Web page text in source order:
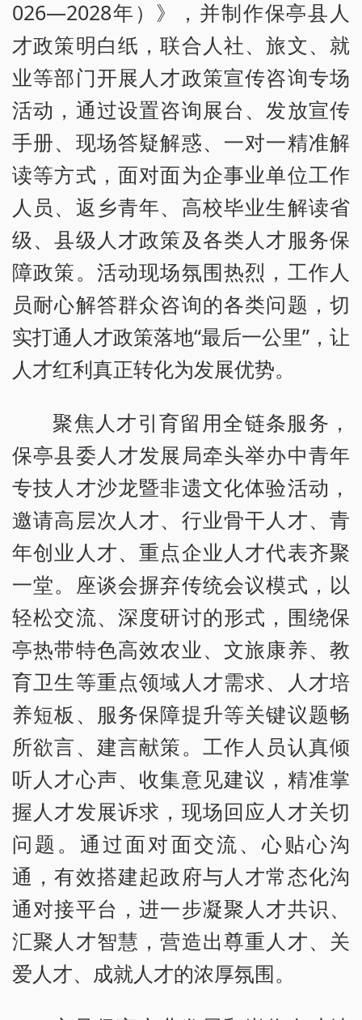
026—2028年）》，并制作保亭县人
才政策明白纸，联合人社、旅文、就
业等部门开展人才政策宣传咨询专场
活动，通过设置咨询展台、发放宣传
手册、现场答疑解惑、一对一精准解
读等方式，面对面为企事业单位工作
人员、返乡青年、高校毕业生解读省
级、县级人才政策及各类人才服务保
障政策。活动现场氛围热烈，工作人
员耐心解答群众咨询的各类问题，切
实打通人才政策落地“最后一公里”，让
人才红利真正转化为发展优势。
聚焦人才引育留用全链条服务，
保亭县委人才发展局牵头举办中青年
专技人才沙龙暨非遗文化体验活动，
邀请高层次人才、行业骨干人才、青
年创业人才、重点企业人才代表齐聚
一堂。座谈会摒弃传统会议模式，以
轻松交流、深度研讨的形式，围绕保
亭热带特色高效农业、文旅康养、教
育卫生等重点领域人才需求、人才培
养短板、服务保障提升等关键议题畅
所欲言、建言献策。工作人员认真倾
听人才心声、收集意见建议，精准掌
握人才发展诉求，现场回应人才关切
问题。通过面对面交流、心贴心沟
通，有效搭建起政府与人才常态化沟
通对接平台，进一步凝聚人才共识、
汇聚人才智慧，营造出尊重人才、关
爱人才、成就人才的浓厚氛围。